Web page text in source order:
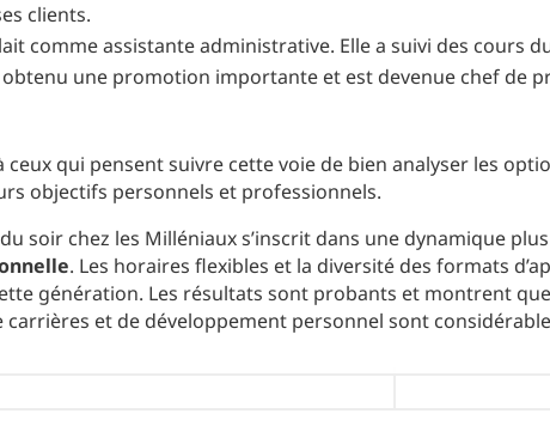
clients.
comme assistante administrative. Elle a suivi des cours
une promotion importante et est devenue chef de
ceux qui pensent suivre cette voie de bien analyser les
objectifs personnels et professionnels.
soir chez les Milléniaux s’inscrit dans une dynamique
. Les horaires flexibles et la diversité des formats
génération. Les résultats sont probants et montrent
carrières et de développement personnel sont